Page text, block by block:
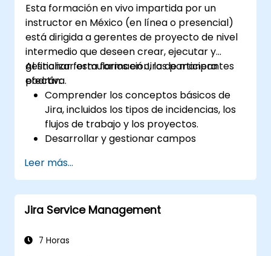
Esta formación en vivo impartida por un
instructor en México (en línea o presencial)
está dirigida a gerentes de proyecto de nivel
intermedio que deseen crear, ejecutar y
gestionar formularios en Jira de manera
efectiva.
Al finalizar esta formación, los participantes
podrán:
Comprender los conceptos básicos de
Jira, incluidos los tipos de incidencias, los
flujos de trabajo y los proyectos.
Desarrollar y gestionar campos
datos de manera efectiva.
Optimizar los procesos relacionados con
formularios para diversos tipos de
proyectos y equipos.
Leer más...
Jira Service Management
7 Horas